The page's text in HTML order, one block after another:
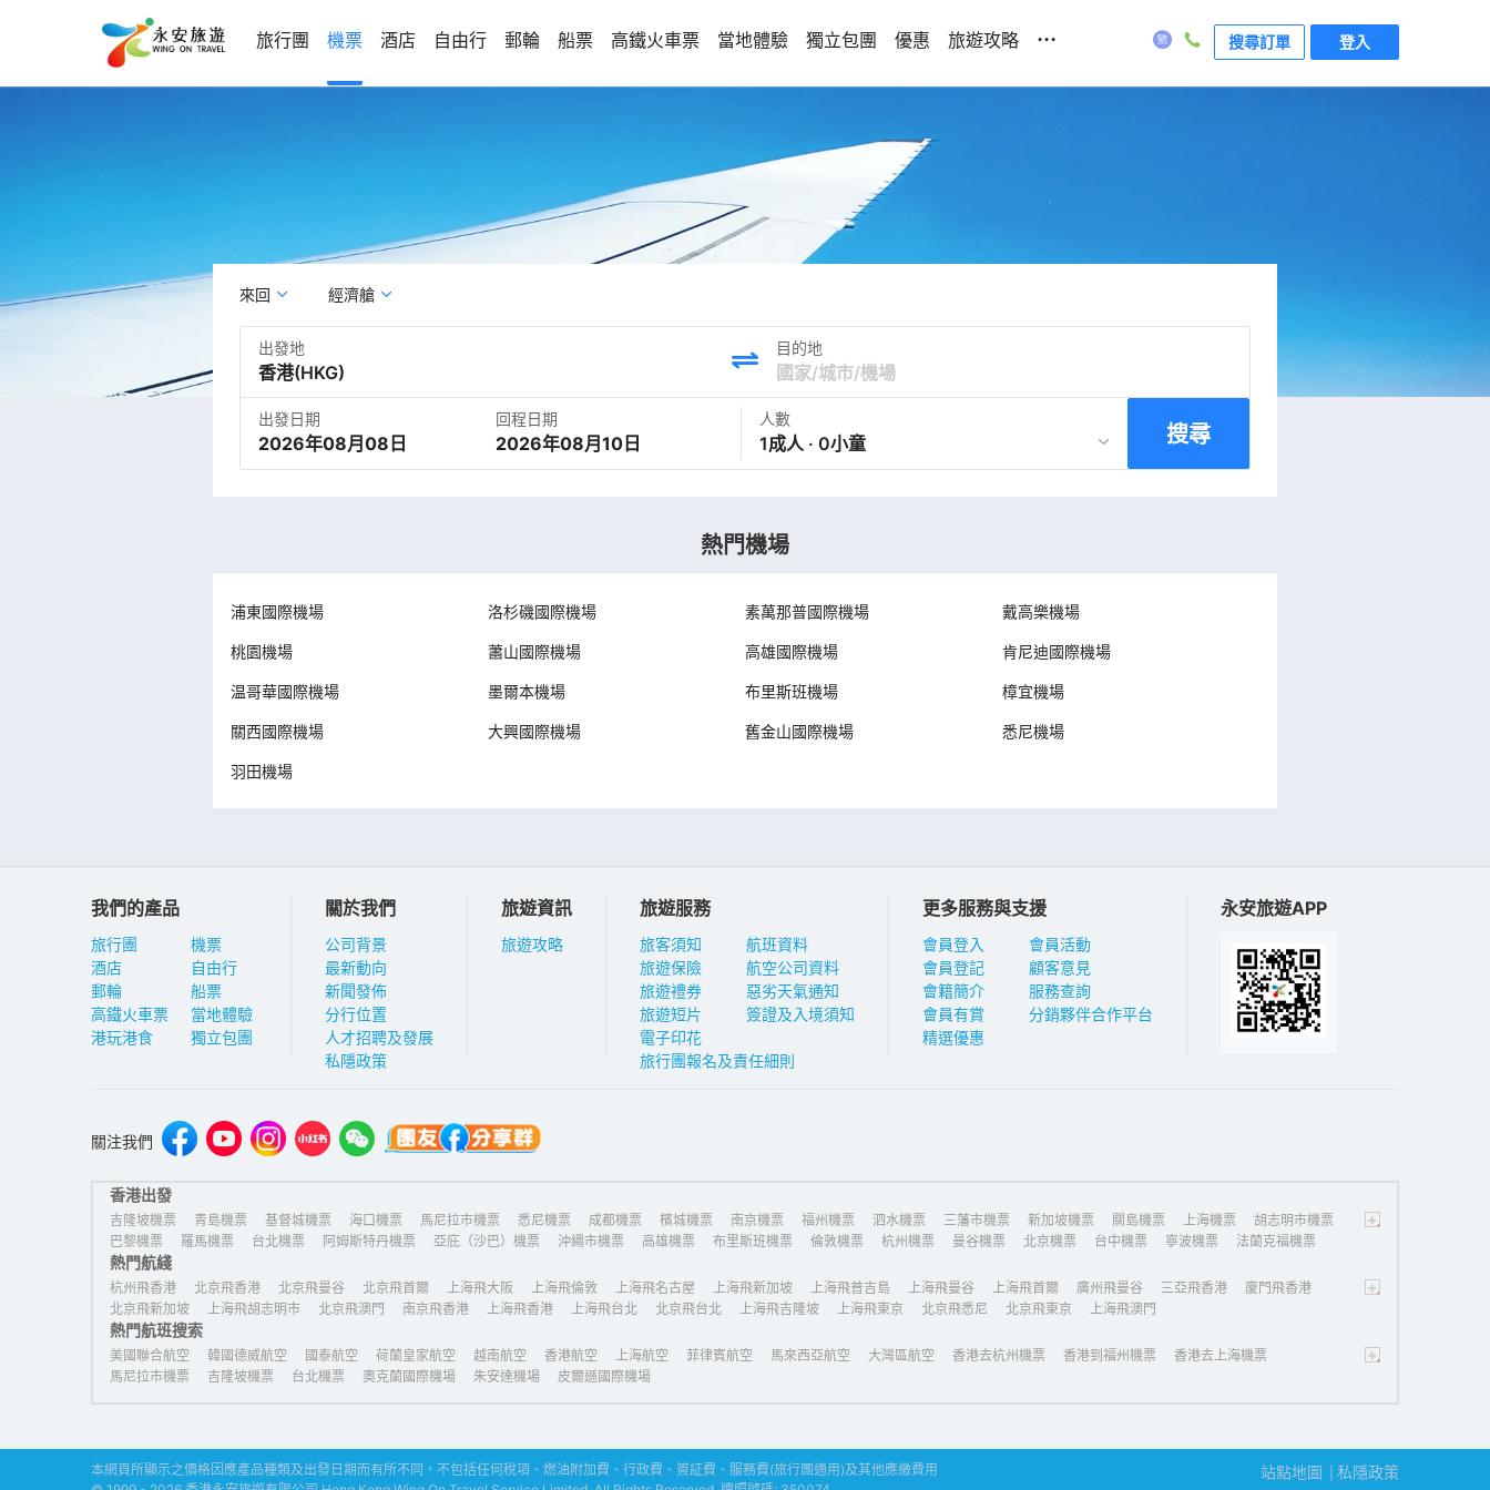
旅行團 機票 酒店 自由行 郵輪 船票 高鐵火車票 當地體驗 獨立包團 優惠 旅遊攻略 ... 搜尋訂單 登入
來回 經濟艙
出發地 目的地
出發日期
2026年08月08日
回程日期
2026年08月10日
人數
1成人 · 0小童 搜尋
熱門機場
浦東國際機場 洛杉磯國際機場 素萬那普國際機場 戴高樂機場
桃園機場 蕭山國際機場 高雄國際機場 肯尼迪國際機場
温哥華國際機場 墨爾本機場 布里斯班機場 樟宜機場
關西國際機場 大興國際機場 舊金山國際機場 悉尼機場
羽田機場
我們的產品
旅行團
酒店
郵輪
高鐵火車票
港玩港食
機票
自由行
船票
當地體驗
獨立包團
關於我們
公司背景
最新動向
新聞發佈
分行位置
人才招聘及發展
私隱政策
旅遊資訊
旅遊攻略
旅遊服務
旅客須知
旅遊保險
旅遊禮券
旅遊短片
電子印花
航班資料
航空公司資料
惡劣天氣通知
簽證及入境須知
旅行團報名及責任細則
更多服務與支援
會員登入
會員登記
會籍簡介
會員有賞
精選優惠
會員活動
顧客意見
服務查詢
分銷夥伴合作平台
永安旅遊APP
關注我們
香港出發
+
吉隆坡機票 青島機票 基督城機票 海口機票 馬尼拉市機票 悉尼機票 成都機票 檳城機票 南京機票 福州機票 泗水機票 三藩市機票 新加坡機票 關島機票 上海機票
胡志明市機票
巴黎機票
羅馬機票 台北機票 阿姆斯特丹機票 亞庇（沙巴）機票 沖繩市機票 高雄機票 布里斯班機票 倫敦機票 杭州機票 曼谷機票 北京機票 台中機票 寧波機票
法蘭克福機票
濟州島機票
熱門航綫
+
杭州飛香港 北京飛香港 北京飛曼谷 北京飛首爾 上海飛大阪 上海飛倫敦 上海飛名古屋 上海飛新加坡 上海飛普吉島 上海飛曼谷 上海飛首爾 廣州飛曼谷 三亞飛香港
廈門飛香港
北京飛新加坡
上海飛胡志明市 北京飛澳門 南京飛香港 上海飛香港 上海飛台北 北京飛台北 上海飛吉隆坡 上海飛東京 北京飛悉尼 北京飛東京 上海飛澳門
熱門航班搜索
+
美國聯合航空 韓國德威航空 國泰航空 荷蘭皇家航空 越南航空 香港航空 上海航空 菲律賓航空 馬來西亞航空 大灣區航空 香港去杭州機票 香港到福州機票
香港去上海機票
馬尼拉市機票
吉隆坡機票 台北機票 奧克蘭國際機場 朱安達機場 皮爾遜國際機場
本網頁所顯示之價格因應產品種類及出發日期而有所不同，不包括任何稅項、燃油附加費、行政費、簽証費、服務費(旅行團適用)及其他應繳費用
站點地圖 私隱政策